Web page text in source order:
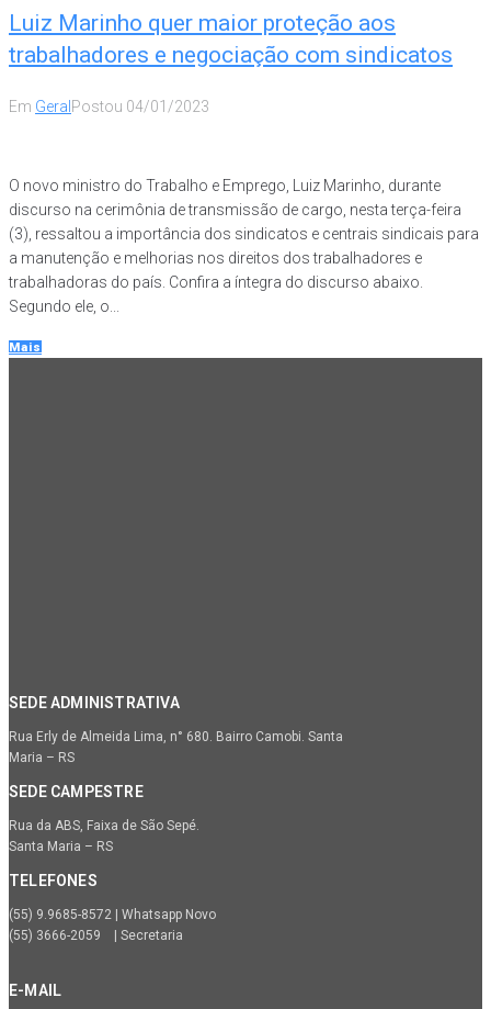
Luiz Marinho quer maior proteção aos
trabalhadores e negociação com sindicatos
Em Geral Postou 04/01/2023
O novo ministro do Trabalho e Emprego, Luiz Marinho, durante
discurso na cerimônia de transmissão de cargo, nesta terça-feira
(3), ressaltou a importância dos sindicatos e centrais sindicais para
a manutenção e melhorias nos direitos dos trabalhadores e
trabalhadoras do país. Confira a íntegra do discurso abaixo.
Segundo ele, o...
Mais
SEDE ADMINISTRATIVA
Rua Erly de Almeida Lima, n° 680. Bairro Camobi. Santa
Maria – RS
SEDE CAMPESTRE
Rua da ABS, Faixa de São Sepé.
Santa Maria – RS
TELEFONES
(55) 9.9685-8572 | Whatsapp Novo
(55) 3666-2059 | Secretaria
E-MAIL